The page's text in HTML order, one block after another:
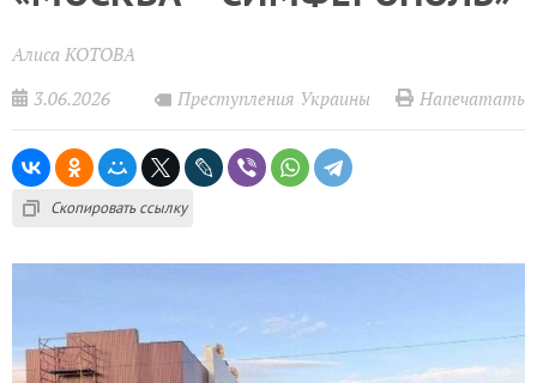
Алиса КОТОВА
3.06.2026
Преступления Украины Напечатать
Скопировать ссылку